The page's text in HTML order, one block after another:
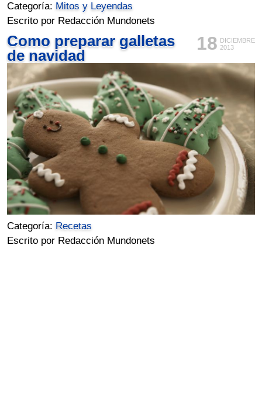
Categoría: Mitos y Leyendas
Escrito por Redacción Mundonets
18 DICIEMBRE
2013
Como preparar galletas
de navidad
Categoría: Recetas
Escrito por Redacción Mundonets